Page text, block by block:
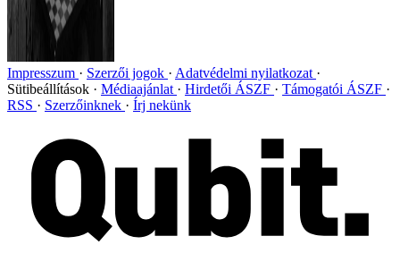
Impresszum Szerzői jogok
Adatvédelmi nyilatkozat
Sütibeállítások
Médiaajánlat Hirdetői ÁSZF
Támogatói ÁSZF
RSS
Szerzőinknek Írj nekünk